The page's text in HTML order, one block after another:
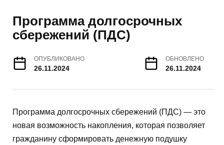
Программа долгосрочных
сбережений (ПДС)
ОПУБЛИКОВАНО
26.11.2024
ОБНОВЛЕНО
26.11.2024
Программа долгосрочных сбережений (ПДС) — это
новая возможность накопления, которая позволяет
гражданину сформировать денежную подушку